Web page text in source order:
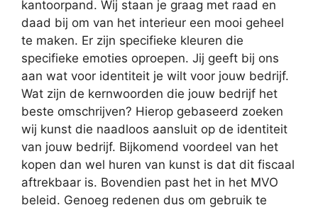
kantoorpand. Wij staan je graag met raad en
daad bij om van het interieur een mooi geheel
te maken. Er zijn specifieke kleuren die
specifieke emoties oproepen. Jij geeft bij ons
aan wat voor identiteit je wilt voor jouw bedrijf.
Wat zijn de kernwoorden die jouw bedrijf het
beste omschrijven? Hierop gebaseerd zoeken
wij kunst die naadloos aansluit op de identiteit
van jouw bedrijf. Bijkomend voordeel van het
kopen dan wel huren van kunst is dat dit fiscaal
aftrekbaar is. Bovendien past het in het MVO
beleid. Genoeg redenen dus om gebruik te